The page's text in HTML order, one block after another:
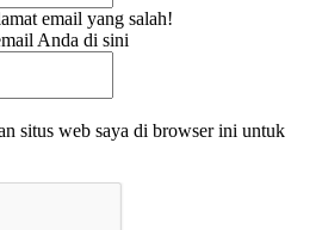
email yang salah!
Anda di sini
situs web saya di browser ini untuk